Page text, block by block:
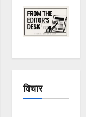
विचार